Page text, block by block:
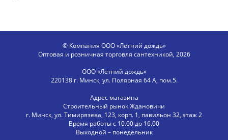
© Компания ООО «Летний дождь»
Оптовая и розничная торговля сантехникой, 2026
ООО «Летний дождь»
220138 г. Минск, ул. Полярная 64 А, пом.5.
Адрес магазина
Строительный рынок Ждановичи
г. Минск, ул. Тимирязева, 123, корп. 1, павильон 32, этаж 2
Время работы с 10.00 до 16.00
Выходной – понедельник